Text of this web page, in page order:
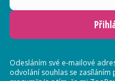
Odesláním své e-mailové
odvolání souhlas se zasíláním